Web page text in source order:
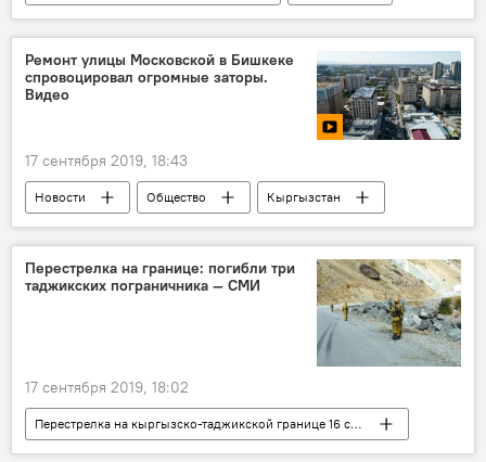
Общество
Кыргызстан
прогноз погоды
Ремонт улицы Московской в Бишкеке
спровоцировал огромные заторы.
Видео
17 сентября 2019, 18:43
Новости Общество
Кыргызстан
видео
Мультимедиа
ремонт дорог
пробка
Мэрия города Бишкек
Безопасный город
Бишкек
Перестрелка на границе: погибли три
таджикских пограничника — СМИ
17 сентября 2019, 18:02
Перестрелка на кыргызско-таджикской границе 16 сентября
Новости
Происшествия